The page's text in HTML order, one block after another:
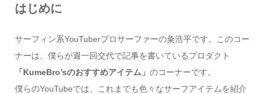
はじめに
サーフィン系YouTuberプロサーファーの粂浩平です。このコー
ナーは、僕らが週一回交代で記事を書いているプロダクト
「KumeBro’sのおすすめアイテム」 のコーナーです。
僕らのYouTubeでは、これまでも色々なサーフアイテムを紹介